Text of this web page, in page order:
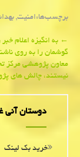
برچسب‌ها:امنیت,
Post
navigation
←به انگیزه اعلام
گوشمان را به روی
معاون پژوهشی مركز
نیستند، چالش های
دوستان آنی
خرید بک لینک